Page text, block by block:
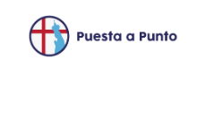
contenido